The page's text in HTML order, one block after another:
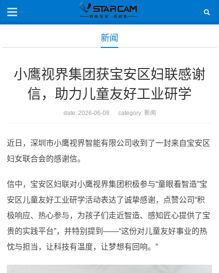
新闻
小鹰视界集团获宝安区妇联感谢
信，助力儿童友好工业研学
date: 2026-06-08 category: 新闻
近日，深圳市小鹰视界智能有限公司收到了一封来自宝安区
妇女联合会的感谢信。
信中，宝安区妇联对小鹰视界集团积极参与“童眼看智造”宝
安区儿童友好工业研学活动表达了诚挚感谢，点赞公司“积
极响应、热心参与，为孩子们走近智造、感知匠心提供了宝
贵的实践平台”，并特别提到——“这份对儿童友好事业的热
忱与担当，让科技有温度，让梦想有回响。”